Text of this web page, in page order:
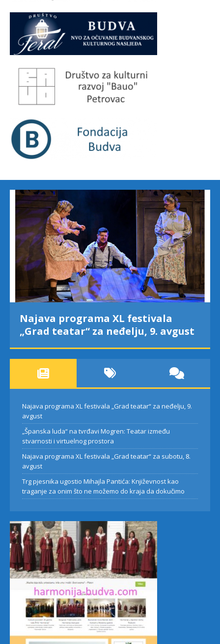
Najava programa XL festivala
„Grad teatar“ za neđelju, 9. avgust
Najava programa XL festivala „Grad teatar“ za neđelju, 9.
avgust
„Španska luda“ na tvrđavi Mogren: Teatar između
stvarnosti i virtuelnog prostora
Najava programa XL festivala „Grad teatar“ za subotu, 8.
avgust
Trg pjesnika ugostio Mihajla Pantića: Književnost kao
traganje za onim što ne možemo do kraja da dokučimo